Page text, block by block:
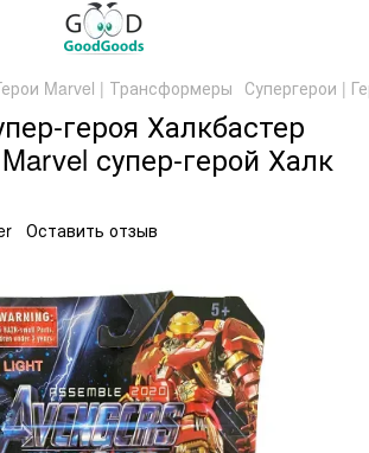
Marvel | Трансформеры Супергерои |
героя Халкбастер
супер-герой Халк
Оставить отзыв